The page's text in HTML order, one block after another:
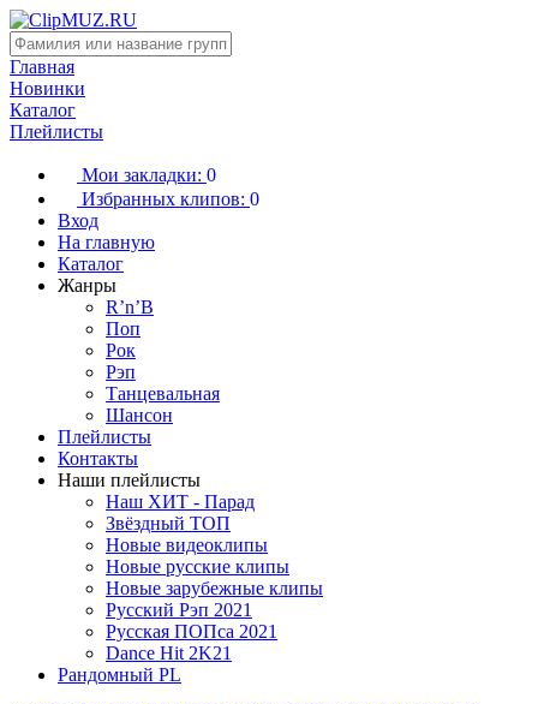
Главная
Новинки
Каталог
Плейлисты
Мои закладки: 0
Избранных клипов: 0
Вход
На главную
Каталог
Жанры
R’n’B
Поп
Рок
Рэп
Танцевальная
Шансон
Плейлисты
Контакты
Наши плейлисты
Наш ХИТ - Парад
Звёздный ТОП
Новые видеоклипы
Новые русские клипы
Новые зарубежные клипы
Русский Рэп 2021
Русская ПОПса 2021
Dance Hit 2K21
Рандомный PL